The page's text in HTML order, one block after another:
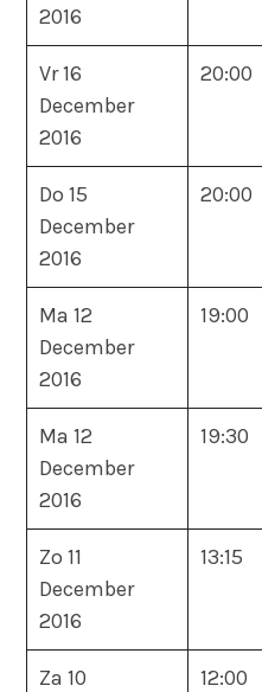
2016
Vr 16
December
2016
20:00
Do 15
December
2016
20:00
Ma 12
December
2016
19:00
Ma 12
December
2016
19:30
Zo 11
December
2016
13:15
Za 10 12:00